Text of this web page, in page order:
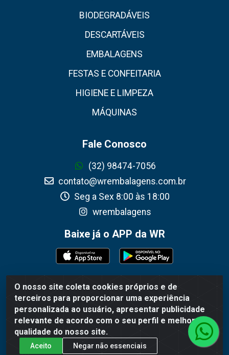
O nosso site coleta cookies próprios e de
terceiros para proporcionar uma experiência
personalizada ao usuário, apresentar publicidade
relevante de acordo com o seu perfil e melhorar a
qualidade do nosso site.
Aceito Negar não essenciais
BIODEGRADÁVEIS
DESCARTÁVEIS
EMBALAGENS
FESTAS E CONFEITARIA
HIGIENE E LIMPEZA
MÁQUINAS
Fale Conosco
(32) 98474-7056
contato@wrembalagens.com.br
Seg a Sex 8:00 às 18:00
wrembalagens
Baixe já o APP da WR
WR Embalagens - R. Cel. Teodoro Gomes de Araújo, 1360 -
Grogotó - Barbacena / MG - CEP 36202-628 - CNPJ
02.692.206/0001-55